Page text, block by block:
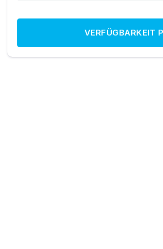
VERFÜGBARKEIT